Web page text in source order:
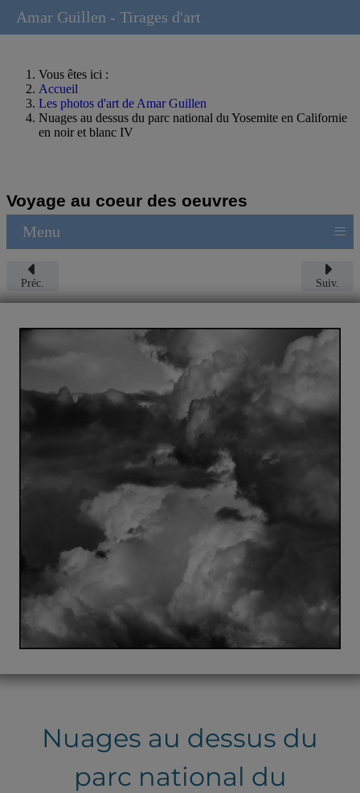
Vous êtes ici :
Accueil
Les photos d'art de Amar Guillen
Nuages au dessus du parc national du Yosemite en Californie
en noir et blanc IV
Voyage au coeur des oeuvres
Menu ≡
Préc. Suiv.
Nuages au dessus du
parc national du
Amar Guillen - Tirages d'art